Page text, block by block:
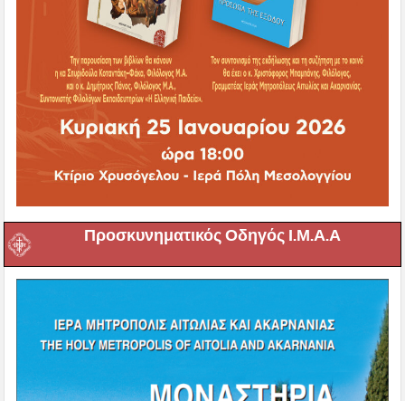
Προσκυνηματικός Οδηγός Ι.Μ.Α.Α